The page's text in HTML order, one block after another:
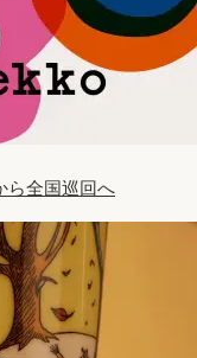
ら全国巡回へ